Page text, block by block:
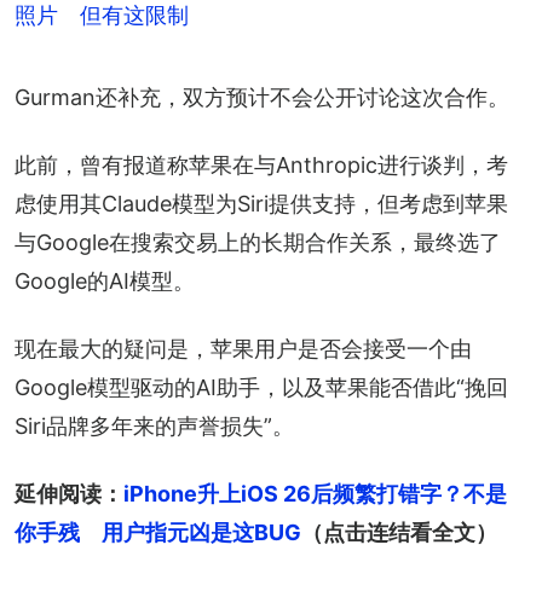
照片 但有这限制
Gurman还补充，双方预计不会公开讨论这次合作。
此前，曾有报道称苹果在与Anthropic进行谈判，考
虑使用其Claude模型为Siri提供支持，但考虑到苹果
与Google在搜索交易上的长期合作关系，最终选了
Google的AI模型。
现在最大的疑问是，苹果用户是否会接受一个由
Google模型驱动的AI助手，以及苹果能否借此“挽回
Siri品牌多年来的声誉损失”。
延伸阅读： iPhone升上iOS 26后频繁打错字？不是
你手残　用户指元凶是这BUG （点击连结看全文）